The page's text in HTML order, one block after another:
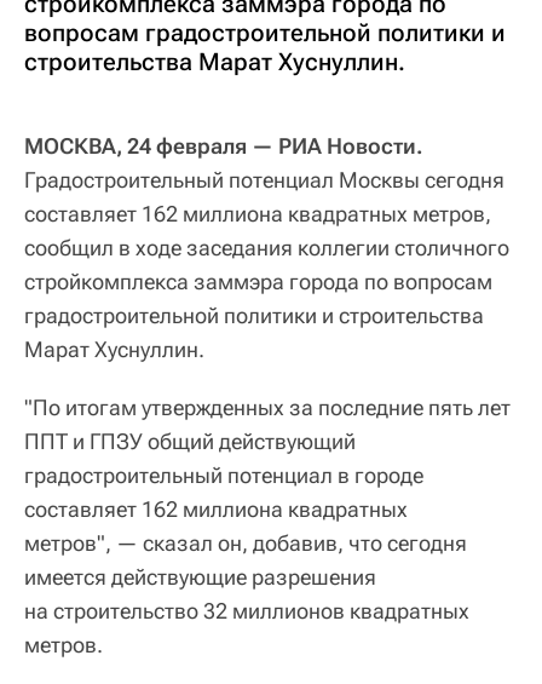
вопросам градостроительной политики и
строительства Марат Хуснуллин.
МОСКВА, 24 февраля — РИА Новости.
Градостроительный потенциал Москвы сегодня
составляет 162 миллиона квадратных метров,
сообщил в ходе заседания коллегии столичного
стройкомплекса заммэра города по вопросам
градостроительной политики и строительства
Марат Хуснуллин.
"По итогам утвержденных за последние пять лет
ППТ и ГПЗУ общий действующий
градостроительный потенциал в городе
составляет 162 миллиона квадратных
метров", — сказал он, добавив, что сегодня
имеется действующие разрешения
на строительство 32 миллионов квадратных
метров.